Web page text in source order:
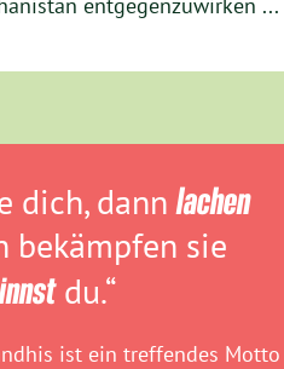
dich, dannlachen
bekämpfen sie
du.“
ist ein treffendes Motto